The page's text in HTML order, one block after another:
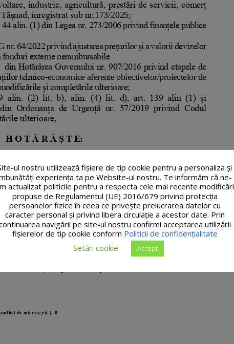
ul nostru utilizează fişiere de tip cookie pentru a personaliza și
experiența ta pe Website-ul nostru. Te informăm că ne-
actualizat politicile pentru a respecta cele mai recente modificări
propuse de Regulamentul (UE) 2016/679 privind protecția
persoanelor fizice în ceea ce privește prelucrarea datelor cu
caracter personal și privind libera circulație a acestor date. Prin
navigării pe site-ul nostru confirmi acceptarea utilizării
fişierelor de tip cookie conform Politicii de confidențialitate
Setări cookie
Accept